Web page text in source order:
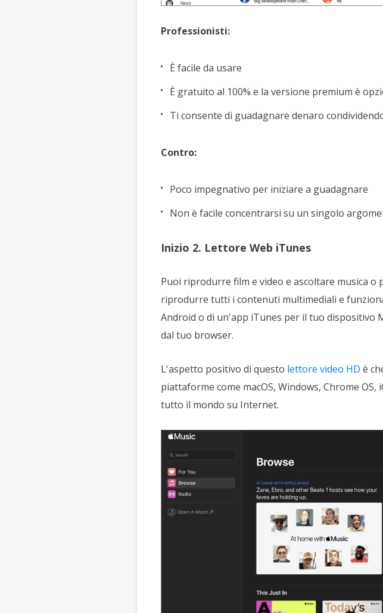
Professionisti:
È facile da usare
È gratuito al 100% e la versione premium è
Ti consente di guadagnare denaro
Contro:
Poco impegnativo per iniziare a guadagnare
Non è facile concentrarsi su un singolo
Inizio 2. Lettore Web iTunes
Puoi riprodurre film e video e ascoltare musica
riprodurre tutti i contenuti multimediali e
Android o di un'app iTunes per il tuo dispositivo
dal tuo browser.
L'aspetto positivo di questo lettore video HD è
piattaforme come macOS, Windows, Chrome
tutto il mondo su Internet.